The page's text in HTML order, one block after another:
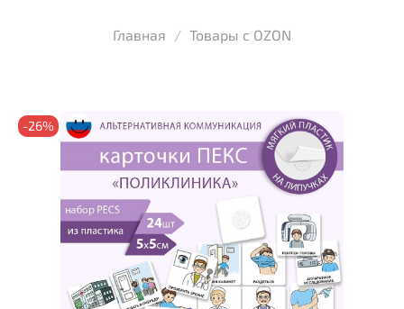
Главная Товары с OZON
-26%